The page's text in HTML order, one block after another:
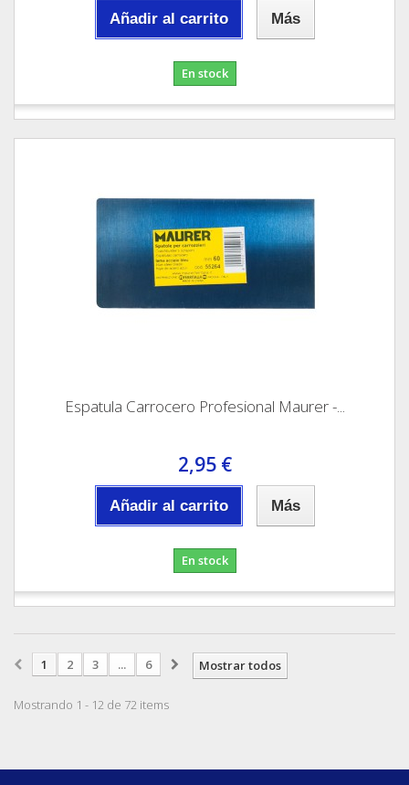
Añadir al carrito Más
En stock
Espatula Carrocero Profesional Maurer -...
2,95 €
Añadir al carrito Más
En stock
Mostrar todos
1 2 3 ... 6
Mostrando 1 - 12 de 72 items